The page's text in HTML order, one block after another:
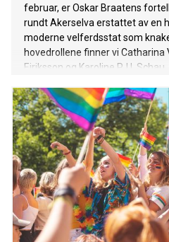
februar, er Oskar Braatens
rundt Akerselva erstattet av en
moderne velferdsstat som
hovedrollene finner vi Catharina
Eiriksson og Karoline P. U.
UNGENS fantastiske musikk.